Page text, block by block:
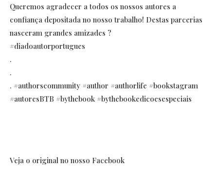
Queremos agradecer a todos os nossos autores a
confiança depositada no nosso trabalho! Destas parcerias
nasceram grandes amizades ?
#diadoautorportugues
.
.
. #authorscommunity #author #authorlife #bookstagram
#autoresBTB #bythebook #bythebookedicoesespeciais
Veja o original no nosso Facebook